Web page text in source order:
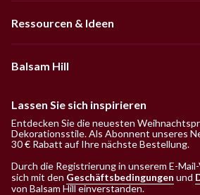
Ressourcen & Ideen
Balsam Hill
Lassen Sie sich inspirieren
Entdecken Sie die neuesten
Dekorationsstile. Als Abonnent unseres
30 € Rabatt auf Ihre nächste Bestellung.
Durch die Registrierung in unserem E-
sich mit den Geschäftsbedingungen und
von Balsam Hill einverstanden.